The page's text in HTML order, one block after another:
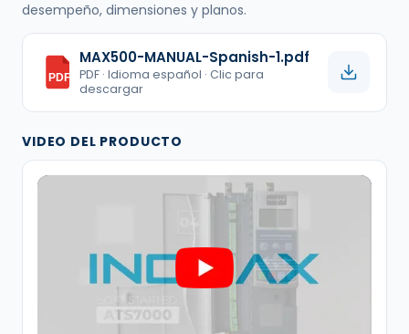
desempeño, dimensiones y planos.
PDF
MAX500-MANUAL-Spanish-1.pdf
PDF · Idioma español · Clic para
descargar
VIDEO DEL PRODUCTO